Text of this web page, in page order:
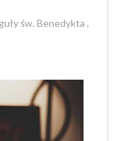
św. Benedykta ,